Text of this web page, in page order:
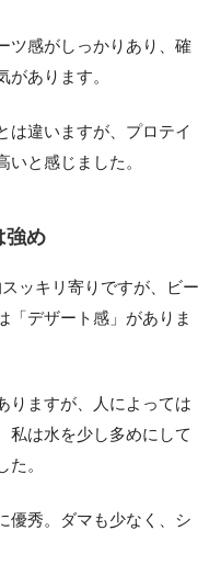
ツ感がしっかりあり、確
あります。
は違いますが、プロテイ
いと感じました。
強め
ッキリ寄りですが、ビー
「デザート感」がありま
りますが、人によっては
私は水を少し多めにして
。
優秀。ダマも少なく、シ